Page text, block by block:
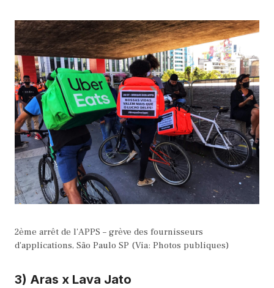
2ème arrêt de l'APPS – grève des fournisseurs
d'applications, São Paulo SP (Via: Photos publiques)
3) Aras x Lava Jato